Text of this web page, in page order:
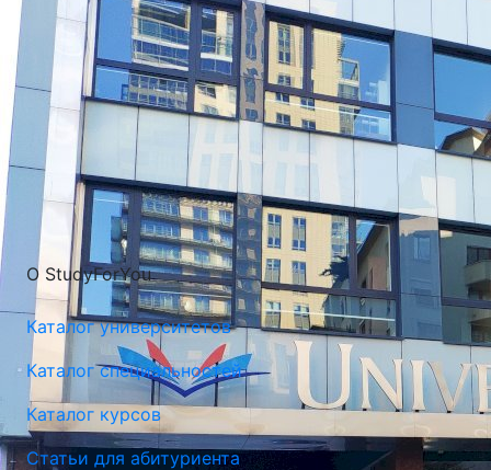
О StudyForYou
Каталог университетов
Каталог специальностей
Каталог курсов
Статьи для абитуриента